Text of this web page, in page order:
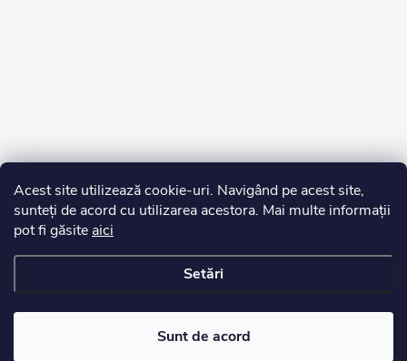
Acest site utilizează cookie-uri. Navigând pe acest site,
sunteți de acord cu utilizarea acestora. Mai multe informații
pot fi găsite aici
Setări
Sunt de acord
Drepturi de autor 2026Edurko.ro. Toate drepturile rezervate.